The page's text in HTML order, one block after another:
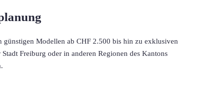
Modellen ab CHF 2.500 bis hin zu exklusiven
Freiburg oder in anderen Regionen des Kantons